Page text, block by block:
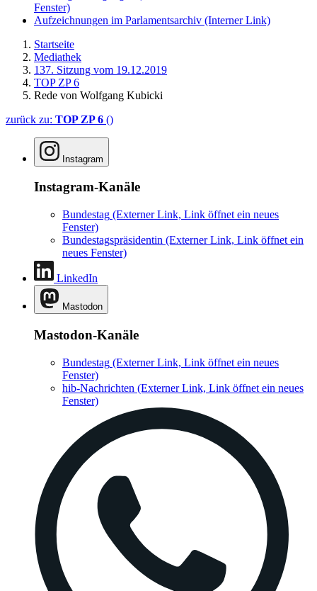
Fenster)
Aufzeichnungen im Parlamentsarchiv (Interner Link)
Startseite
Mediathek
137. Sitzung vom 19.12.2019
TOP ZP 6
Rede von Wolfgang Kubicki
zurück zu: TOP ZP 6 ()
Instagram
Instagram-Kanäle
Bundestag (Externer Link, Link öffnet ein neues
Fenster)
Bundestagspräsidentin (Externer Link, Link öffnet ein
neues Fenster)
LinkedIn
Mastodon
Mastodon-Kanäle
Bundestag (Externer Link, Link öffnet ein neues
Fenster)
hib-Nachrichten (Externer Link, Link öffnet ein neues
Fenster)